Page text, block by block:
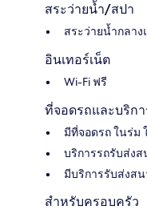
สระว่ายน้ำ/สปา
สระว่ายน้ำกลาง
อินเทอร์เน็ต
Wi-Fi ฟรี
ที่จอดรถและบริกา
มีที่จอดรถ ในร่ม
บริการรถรับส่ง
มีบริการรับส่งส
สำหรับครอบครัว